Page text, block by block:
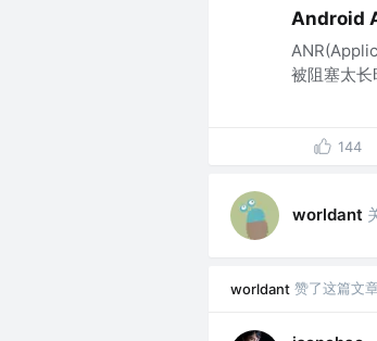
Android
被阻塞太
144
worldant
worldant 赞了这篇文章